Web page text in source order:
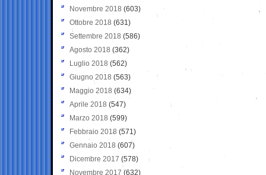
Novembre 2018 (603)
Ottobre 2018 (631)
Settembre 2018 (586)
Agosto 2018 (362)
Luglio 2018 (562)
Giugno 2018 (563)
Maggio 2018 (634)
Aprile 2018 (547)
Marzo 2018 (599)
Febbraio 2018 (571)
Gennaio 2018 (607)
Dicembre 2017 (578)
Novembre 2017 (632)